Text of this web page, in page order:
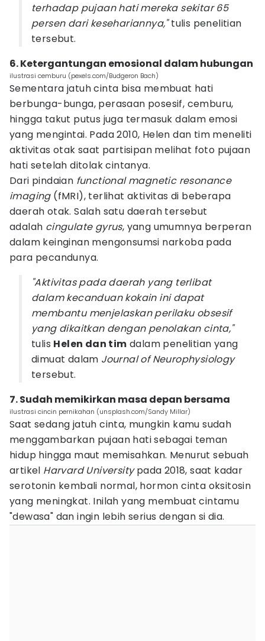
terhadap pujaan hati mereka sekitar 65
persen dari kesehariannya,"tulis penelitian
tersebut.
6. Ketergantungan emosional dalam hubungan
ilustrasi cemburu (pexels.com/Budgeron Bach)
Sementara jatuh cinta bisa membuat hati
berbunga-bunga, perasaan posesif, cemburu,
hingga takut putus juga termasuk dalam emosi
yang mengintai. Pada 2010, Helen dan tim meneliti
aktivitas otak saat partisipan melihat foto pujaan
hati setelah ditolak cintanya.
Dari pindaian functional magnetic resonance
imaging (fMRI), terlihat aktivitas di beberapa
daerah otak. Salah satu daerah tersebut
adalah cingulate gyrus, yang umumnya berperan
dalam keinginan mengonsumsi narkoba pada
para pecandunya.
"Aktivitas pada daerah yang terlibat
dalam kecanduan kokain ini dapat
membantu menjelaskan perilaku obsesif
yang dikaitkan dengan penolakan cinta,"
tulis Helen dan tim dalam penelitian yang
dimuat dalam Journal of Neurophysiology
tersebut.
7. Sudah memikirkan masa depan bersama
ilustrasi cincin pernikahan (unsplash.com/Sandy Millar)
Saat sedang jatuh cinta, mungkin kamu sudah
menggambarkan pujaan hati sebagai teman
hidup hingga maut memisahkan. Menurut sebuah
artikel Harvard Universitypada 2018, saat kadar
serotonin kembali normal, hormon cinta oksitosin
yang meningkat. Inilah yang membuat cintamu
"dewasa" dan ingin lebih serius dengan si dia.